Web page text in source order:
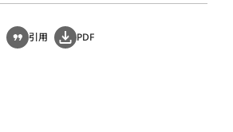
引用 PDF